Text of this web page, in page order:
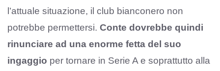
l’attuale situazione, il club bianconero non
potrebbe permettersi. Conte dovrebbe quindi
rinunciare ad una enorme fetta del suo
ingaggio per tornare in Serie A e soprattutto alla